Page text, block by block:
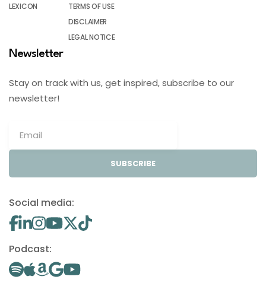
LEXICON
TERMS OF USE
DISCLAIMER
LEGAL NOTICE
Newsletter
Stay on track with us, get inspired, subscribe to our
newsletter!
SUBSCRIBE
Social media:
Podcast: